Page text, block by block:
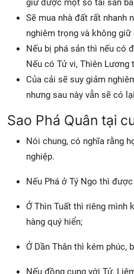
giữ được một số tài sản
Sẽ mua nhà đất rất nhanh
nghiêm trọng và không
Nếu bị phá sản thì nếu có
Nếu có Tử vi, Thiên Lương
Của cải sẽ suy giảm
nhưng sau này vẫn sẽ có
Sao Phá Quân tại
Nói chung, có nghĩa rằng
nghiệp.
Nếu Phá ở Tý Ngo thì
Ở Thìn Tuất thì riêng mình
hàng quý hiển;
Ở Dần Thân thì kém phúc,
Nếu đồng cung với Tử,